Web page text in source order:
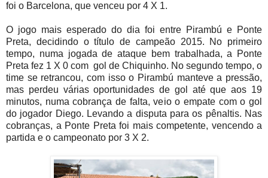
foi o Barcelona, que venceu por 4 X 1.
O jogo mais esperado do dia foi entre Pirambú e Ponte
Preta, decidindo o título de campeão 2015. No primeiro
tempo, numa jogada de ataque bem trabalhada, a Ponte
Preta fez 1 X 0 com gol de Chiquinho. No segundo tempo, o
time se retrancou, com isso o Pirambú manteve a pressão,
mas perdeu várias oportunidades de gol até que aos 19
minutos, numa cobrança de falta, veio o empate com o gol
do jogador Diego. Levando a disputa para os pênaltis. Nas
cobranças, a Ponte Preta foi mais competente, vencendo a
partida e o campeonato por 3 X 2.